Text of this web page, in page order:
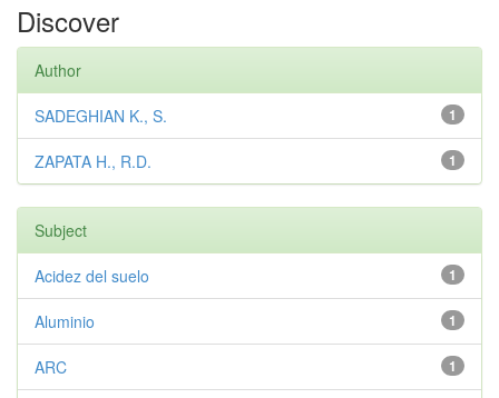
Discover
Author
1
SADEGHIAN K., S.
1
ZAPATA H., R.D.
Subject
1
Acidez del suelo
1
Aluminio
1
ARC